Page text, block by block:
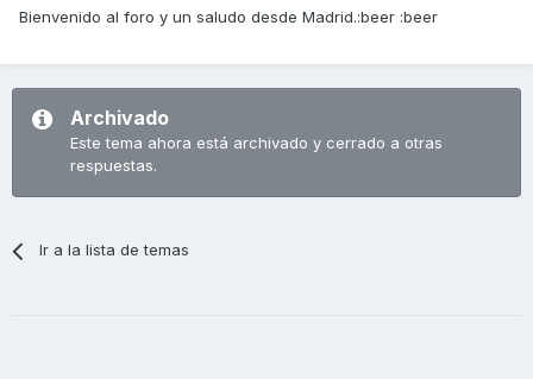
Bienvenido al foro y un saludo desde Madrid.:beer :beer
Archivado
Este tema ahora está archivado y cerrado a otras
respuestas.
Ir a la lista de temas